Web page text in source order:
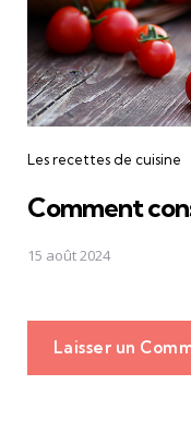
Les recettes de cuisine
Comment
15 août 2024
Laisser un